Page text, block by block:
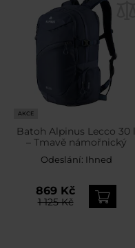
AKCE
Batoh Alpinus Lecco 30 l
– Tmavě námořnický
Odeslání: Ihned
869 Kč
1 125 Kč